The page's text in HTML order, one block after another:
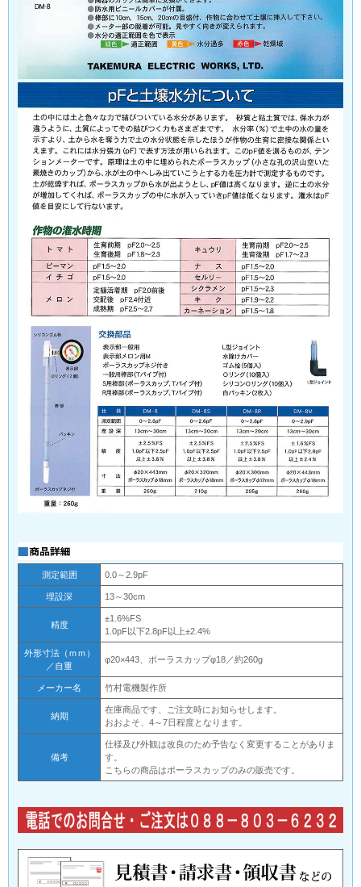
測定範囲 0.0～2.9pF
埋設深 13～30cm
精度
±1.6%FS
1.0pF以下2.8pF以上±2.4%
外形寸法（ｍｍ）
／自重
φ20×443、ポーラスカップφ18／約260g
メーカー名 竹村電機製作所
納期
在庫商品です、ご注文時にお知らせします。
おおよそ、4～7日程度となります。
備考
仕様及び外観は改良のため予告なく変更することがありま
す。
こちらの商品はポーラスカップのみの販売です。